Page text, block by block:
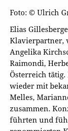
Foto: © Ulrich
Elias
Klavierpartner,
Angelika
Raimondi,
Österreich
wieder mit
Melles,
zusammen.
führten und